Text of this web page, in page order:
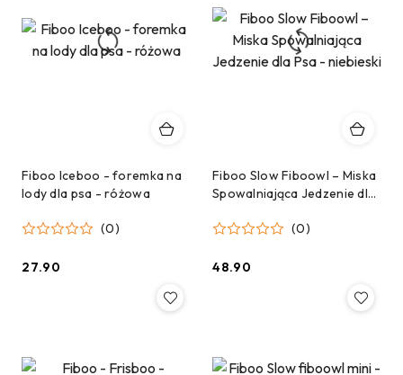
Fiboo Iceboo - foremka na
lody dla psa - różowa
(0)
Cena:
27.90
Fiboo Slow Fiboowl – Miska
Spowalniająca Jedzenie dla
(0)
Cena:
48.90